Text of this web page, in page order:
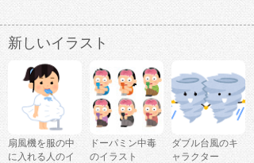
新しいイラスト
扇風機を服の中
に入れる人のイ
ドーパミン中毒
のイラスト
ダブル台風のキ
ャラクター